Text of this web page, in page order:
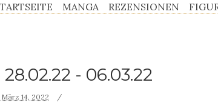
MANGA REZENSIONEN
- 06.03.22
März 14, 2022